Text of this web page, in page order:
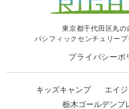
東京都千代田区丸の
パシフィックセンチュリー
プライバシーポ
キッズキャンプ
エイ
栃木ゴールデンブ